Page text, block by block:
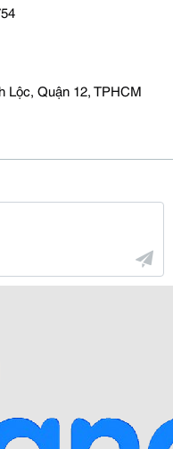
Lộc, Quận 12, TPHCM